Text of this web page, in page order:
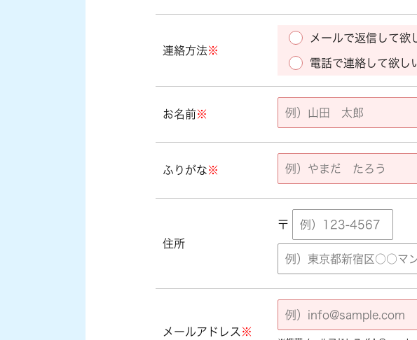
連絡方法※
メールで返信して欲
電話で連絡して欲し
お名前※
ふりがな※
住所
〒
メールアドレス ※